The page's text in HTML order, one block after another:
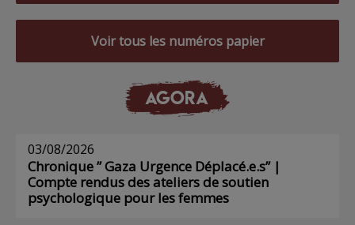
Voir tous les numéros papier
AGORA
03/08/2026
Chronique ” Gaza Urgence Déplacé.e.s” |
Compte rendus des ateliers de soutien
psychologique pour les femmes